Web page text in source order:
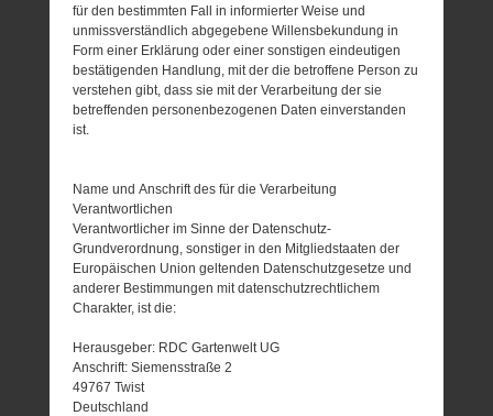
für den bestimmten Fall in informierter Weise und
unmissverständlich abgegebene Willensbekundung in
Form einer Erklärung oder einer sonstigen eindeutigen
bestätigenden Handlung, mit der die betroffene Person zu
verstehen gibt, dass sie mit der Verarbeitung der sie
betreffenden personenbezogenen Daten einverstanden
ist.
Name und Anschrift des für die Verarbeitung
Verantwortlichen
Verantwortlicher im Sinne der Datenschutz-
Grundverordnung, sonstiger in den Mitgliedstaaten der
Europäischen Union geltenden Datenschutzgesetze und
anderer Bestimmungen mit datenschutzrechtlichem
Charakter, ist die:
Herausgeber: RDC Gartenwelt UG
Anschrift: Siemensstraße 2
49767 Twist
Deutschland